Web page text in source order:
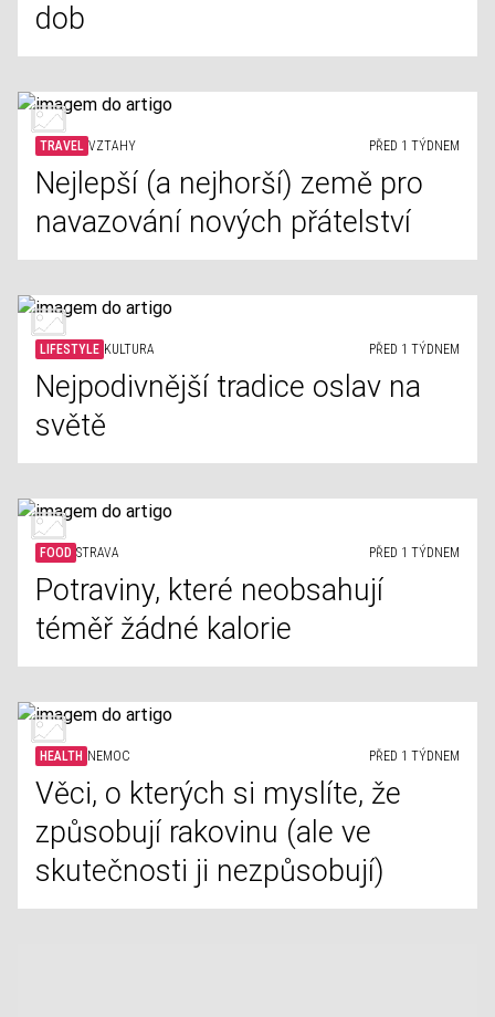
dob
TRAVEL VZTAHY PŘED 1 TÝDNEM
Nejlepší (a nejhorší) země pro
navazování nových přátelství
LIFESTYLE KULTURA PŘED 1 TÝDNEM
Nejpodivnější tradice oslav na
světě
FOOD STRAVA PŘED 1 TÝDNEM
Potraviny, které neobsahují
téměř žádné kalorie
HEALTH NEMOC PŘED 1 TÝDNEM
Věci, o kterých si myslíte, že
způsobují rakovinu (ale ve
skutečnosti ji nezpůsobují)